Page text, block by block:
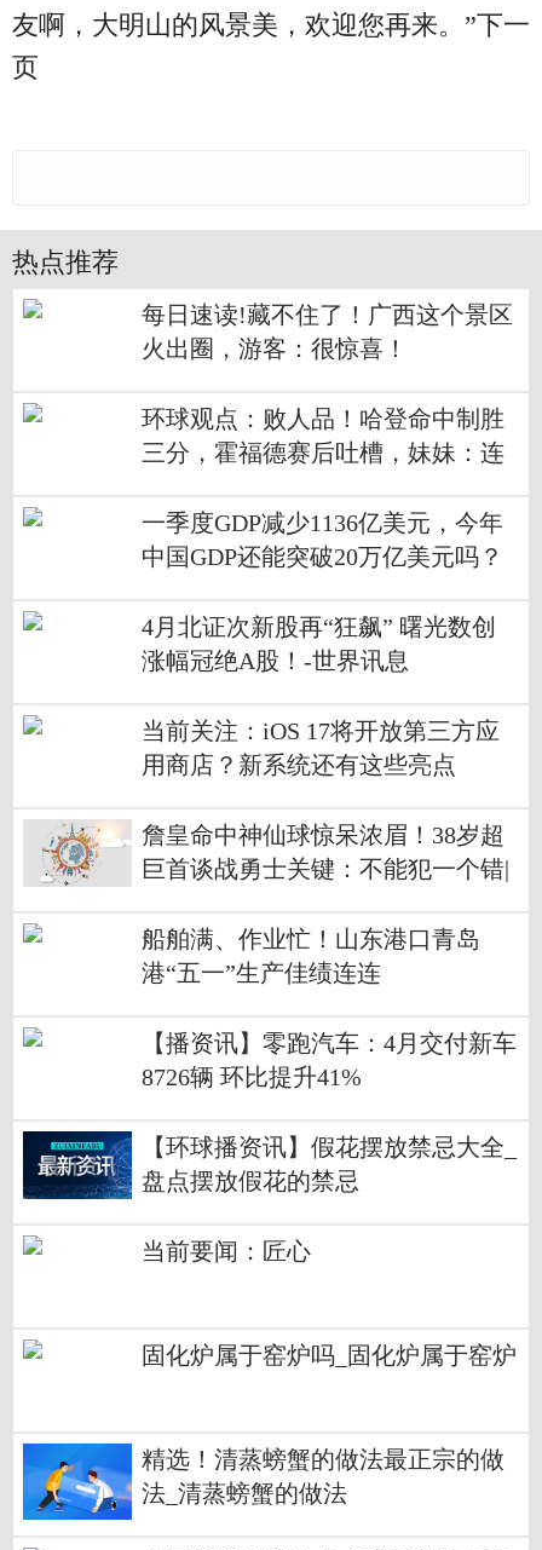
友啊，大明山的风景美，欢迎您再来。”下一
页
热点推荐
每日速读!藏不住了！广西这个景区
火出圈，游客：很惊喜！
环球观点：败人品！哈登命中制胜
三分，霍福德赛后吐槽，妹妹：连
一季度GDP减少1136亿美元，今年
中国GDP还能突破20万亿美元吗？
4月北证次新股再“狂飙” 曙光数创
涨幅冠绝A股！-世界讯息
当前关注：iOS 17将开放第三方应
用商店？新系统还有这些亮点
詹皇命中神仙球惊呆浓眉！38岁超
巨首谈战勇士关键：不能犯一个错|
船舶满、作业忙！山东港口青岛
港“五一”生产佳绩连连
【播资讯】零跑汽车：4月交付新车
8726辆 环比提升41%
【环球播资讯】假花摆放禁忌大全_
盘点摆放假花的禁忌
当前要闻：匠心
固化炉属于窑炉吗_固化炉属于窑炉
精选！清蒸螃蟹的做法最正宗的做
法_清蒸螃蟹的做法